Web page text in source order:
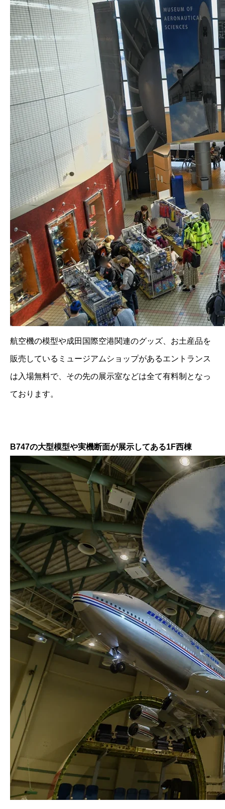
航空機の模型や成田国際空港関連のグッズ、お土産品を
販売しているミュージアムショップがあるエントランス
は入場無料で、その先の展示室などは全て有料制となっ
ております。
B747の大型模型や実機断面が展示してある1F西棟